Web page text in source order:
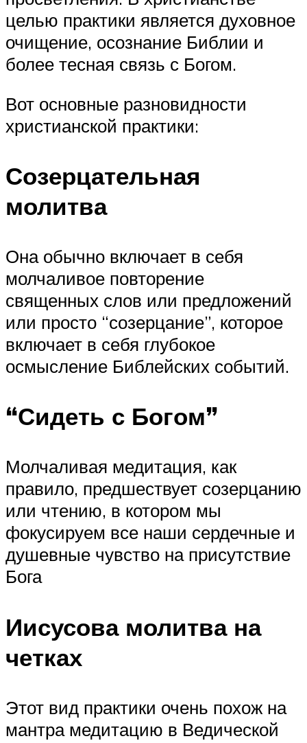
целью практики является духовное
очищение, осознание Библии и
более тесная связь с Богом.
Вот основные разновидности
христианской практики:
Созерцательная
молитва
Она обычно включает в себя
молчаливое повторение
священных слов или предложений
или просто “созерцание”, которое
включает в себя глубокое
осмысление Библейских событий.
“Сидеть с Богом”
Молчаливая медитация, как
правило, предшествует созерцанию
или чтению, в котором мы
фокусируем все наши сердечные и
душевные чувство на присутствие
Бога
Иисусова молитва на
четках
Этот вид практики очень похож на
мантра медитацию в Ведической